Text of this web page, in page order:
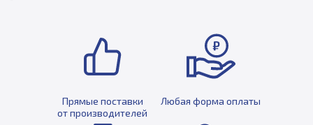
Прямые поставки
от производителей
Любая форма оплаты